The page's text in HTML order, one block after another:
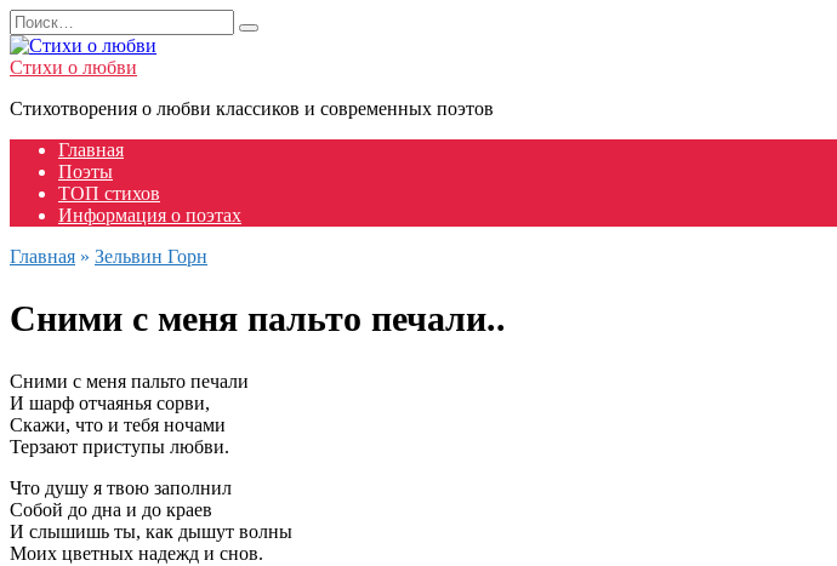
Перейти
к
содержанию
Search
for:
Стихи о любви
Стихотворения о любви классиков и современных поэтов
Главная
Поэты
ТОП стихов
Информация о поэтах
Главная » Зельвин Горн
Сними с меня пальто печали..
Сними с меня пальто печали
И шарф отчаянья сорви,
Скажи, что и тебя ночами
Терзают приступы любви.
Что душу я твою заполнил
Собой до дна и до краев
И слышишь ты, как дышут волны
Моих цветных надежд и снов.